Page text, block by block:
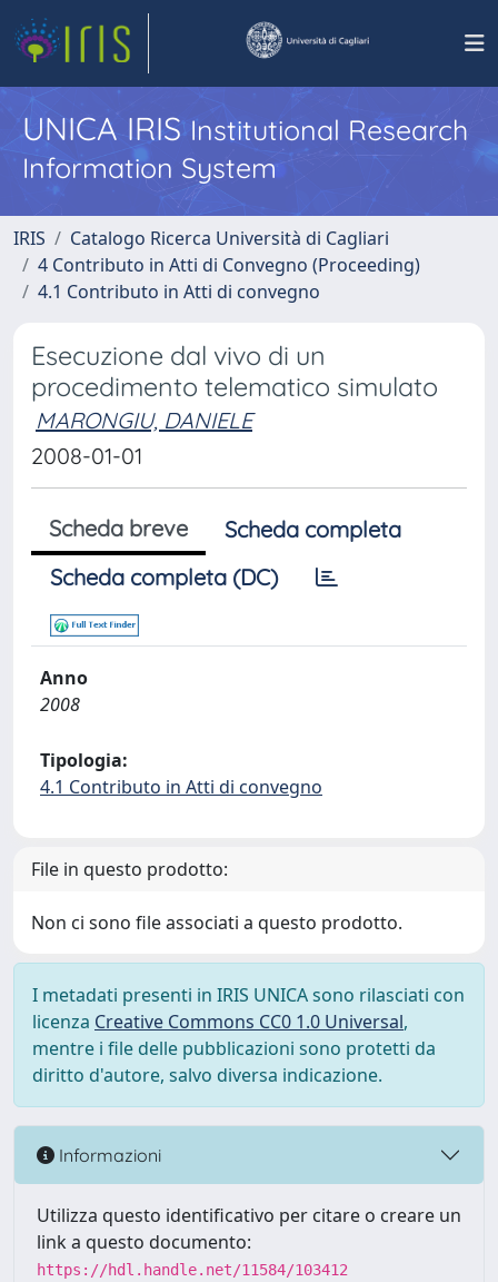
UNICA IRISInstitutional Research
Information System
IRIS
Catalogo Ricerca Università di Cagliari
4 Contributo in Atti di Convegno (Proceeding)
4.1 Contributo in Atti di convegno
Esecuzione dal vivo di un
procedimento telematico simulato
MARONGIU, DANIELE
2008-01-01
Scheda breve
Scheda completa
Scheda completa (DC)
Anno
2008
Tipologia:
4.1 Contributo in Atti di convegno
File in questo prodotto:
Non ci sono file associati a questo prodotto.
I metadati presenti in IRIS UNICA sono rilasciati con
licenza Creative Commons CC0 1.0 Universal,
mentre i file delle pubblicazioni sono protetti da
diritto d'autore, salvo diversa indicazione.
Informazioni
Utilizza questo identificativo per citare o creare un
link a questo documento:
https://hdl.handle.net/11584/103412